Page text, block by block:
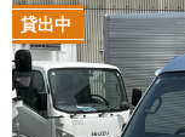
貸出中